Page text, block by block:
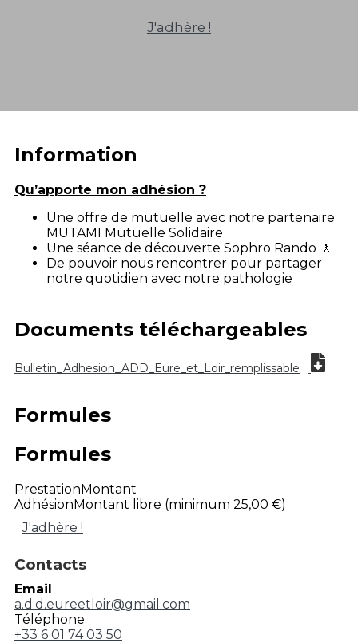
J'adhère !
Information
Qu’apporte mon adhésion ?
Une offre de mutuelle avec notre partenaire
MUTAMI Mutuelle Solidaire
Une séance de découverte Sophro Rando 🚶
De pouvoir nous rencontrer pour partager
notre quotidien avec notre pathologie
Documents téléchargeables
Bulletin_Adhesion_ADD_Eure_et_Loir_remplissable
Formules
Formules
PrestationMontant
AdhésionMontant libre (minimum 25,00 €)
J'adhère !
Contacts
Email
a.d.d.eureetloir@gmail.com
Téléphone
+33 6 01 74 03 50